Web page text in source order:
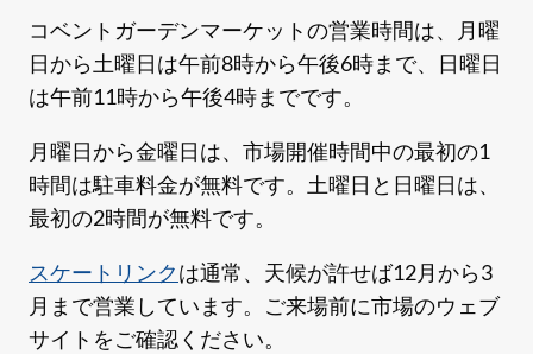
コベントガーデンマーケットの営業時間は、月曜
日から土曜日は午前8時から午後6時まで、日曜日
は午前11時から午後4時までです。
月曜日から金曜日は、市場開催時間中の最初の1
時間は駐車料金が無料です。土曜日と日曜日は、
最初の2時間が無料です。
スケートリンクは通常、天候が許せば12月から3
月まで営業しています。ご来場前に市場のウェブ
サイトをご確認ください。